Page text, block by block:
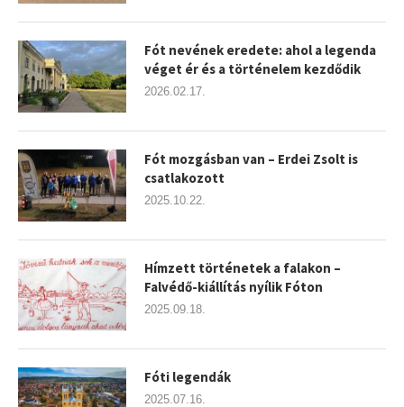
Fót nevének eredete: ahol a legenda
véget ér és a történelem kezdődik
2026.02.17.
Fót mozgásban van – Erdei Zsolt is
csatlakozott
2025.10.22.
Hímzett történetek a falakon –
Falvédő-kiállítás nyílik Fóton
2025.09.18.
Fóti legendák
2025.07.16.